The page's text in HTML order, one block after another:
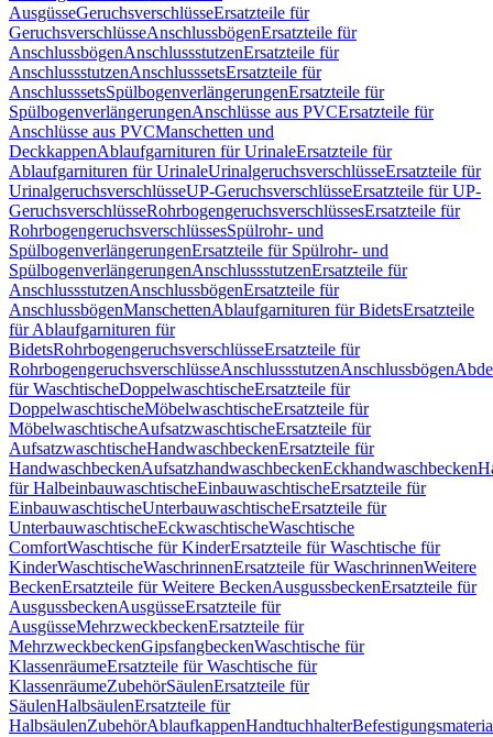
AusgüsseGeruchsverschlüsseErsatzteile für
GeruchsverschlüsseAnschlussbögenErsatzteile für
AnschlussbögenAnschlussstutzenErsatzteile für
AnschlussstutzenAnschlusssetsErsatzteile für
AnschlusssetsSpülbogenverlängerungenErsatzteile für
SpülbogenverlängerungenAnschlüsse aus PVCErsatzteile für
Anschlüsse aus PVCManschetten und
DeckkappenAblaufgarnituren für UrinaleErsatzteile für
Ablaufgarnituren für UrinaleUrinalgeruchsverschlüsseErsatzteile für
UrinalgeruchsverschlüsseUP-GeruchsverschlüsseErsatzteile für UP-
GeruchsverschlüsseRohrbogengeruchsverschlüssesErsatzteile für
RohrbogengeruchsverschlüssesSpülrohr- und
SpülbogenverlängerungenErsatzteile für Spülrohr- und
SpülbogenverlängerungenAnschlussstutzenErsatzteile für
AnschlussstutzenAnschlussbögenErsatzteile für
AnschlussbögenManschettenAblaufgarnituren für BidetsErsatzteile
für Ablaufgarnituren für
BidetsRohrbogengeruchsverschlüsseErsatzteile für
RohrbogengeruchsverschlüsseAnschlussstutzenAnschlussbögen
für WaschtischeDoppelwaschtischeErsatzteile für
DoppelwaschtischeMöbelwaschtischeErsatzteile für
MöbelwaschtischeAufsatzwaschtischeErsatzteile für
AufsatzwaschtischeHandwaschbeckenErsatzteile für
HandwaschbeckenAufsatzhandwaschbeckenEckhandwaschbecken
für HalbeinbauwaschtischeEinbauwaschtischeErsatzteile für
EinbauwaschtischeUnterbauwaschtischeErsatzteile für
UnterbauwaschtischeEckwaschtischeWaschtische
ComfortWaschtische für KinderErsatzteile für Waschtische für
KinderWaschtischeWaschrinnenErsatzteile für WaschrinnenWeitere
BeckenErsatzteile für Weitere BeckenAusgussbeckenErsatzteile für
AusgussbeckenAusgüsseErsatzteile für
AusgüsseMehrzweckbeckenErsatzteile für
MehrzweckbeckenGipsfangbeckenWaschtische für
KlassenräumeErsatzteile für Waschtische für
KlassenräumeZubehörSäulenErsatzteile für
SäulenHalbsäulenErsatzteile für
HalbsäulenZubehörAblaufkappenHandtuchhalter